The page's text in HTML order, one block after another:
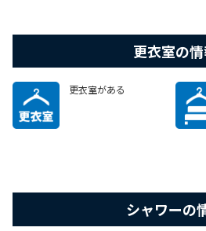
更衣室の
更衣室がある
シャワーの